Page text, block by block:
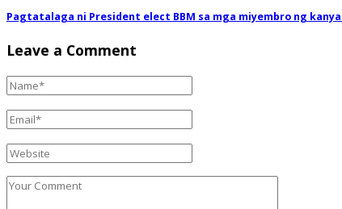
Pagtatalaga ni President elect BBM sa mga miyembro ng
Leave a Comment